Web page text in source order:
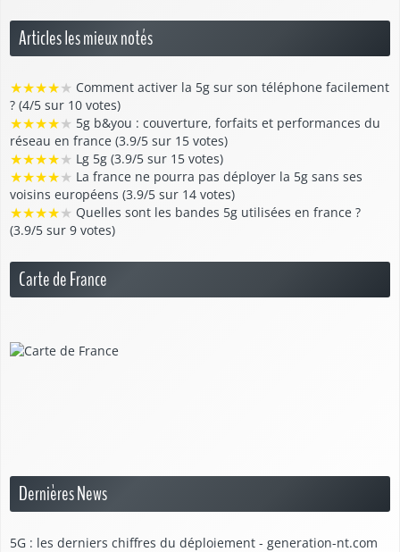
Articles les mieux notés
★★★★★ Comment activer la 5g sur son téléphone facilement
? (4/5 sur 10 votes)
★★★★★ 5g b&you : couverture, forfaits et performances du
réseau en france (3.9/5 sur 15 votes)
★★★★★ Lg 5g (3.9/5 sur 15 votes)
★★★★★ La france ne pourra pas déployer la 5g sans ses
voisins européens (3.9/5 sur 14 votes)
★★★★★ Quelles sont les bandes 5g utilisées en france ?
(3.9/5 sur 9 votes)
Carte de France
Dernières News
5G : les derniers chiffres du déploiement - generation-nt.com